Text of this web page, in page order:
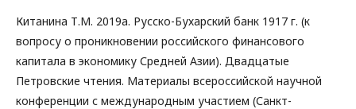
Китанина Т.М. 2019а. Русско-Бухарский банк 1917 г. (к
вопросу о проникновении российского финансового
капитала в экономику Средней Азии). Двадцатые
Петровские чтения. Материалы всероссийской научной
конференции с международным участием (Санкт-